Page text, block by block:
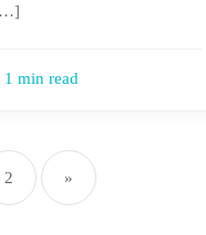
1 min read
2 »